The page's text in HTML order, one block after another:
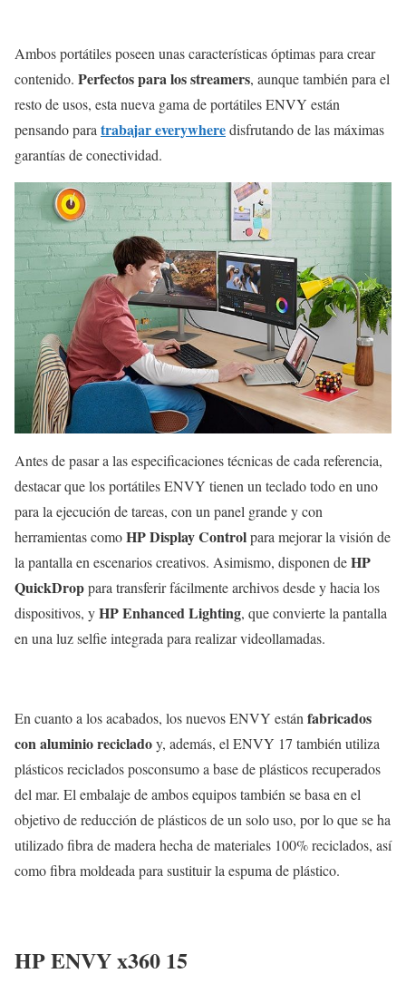
Ambos portátiles poseen unas características óptimas para crear
contenido. Perfectos para los streamers, aunque también para el
resto de usos, esta nueva gama de portátiles ENVY están
pensando para trabajar everywheredisfrutando de las máximas
garantías de conectividad.
Antes de pasar a las especificaciones técnicas de cada referencia,
destacar que los portátiles ENVY tienen un teclado todo en uno
para la ejecución de tareas, con un panel grande y con
herramientas comoHP Display Controlpara mejorar la visión de
la pantalla en escenarios creativos. Asimismo, disponen deHP
QuickDroppara transferir fácilmente archivos desde y hacia los
dispositivos, yHP Enhanced Lighting, que convierte la pantalla
en una luz selfie integrada para realizar videollamadas.
En cuanto a los acabados, los nuevos ENVY están fabricados
con aluminio recicladoy, además, el ENVY 17 también utiliza
plásticos reciclados posconsumo a base de plásticos recuperados
del mar. El embalaje de ambos equipos también se basa en el
objetivo de reducción de plásticos de un solo uso, por lo que se ha
utilizado fibra de madera hecha de materiales 100% reciclados, así
como fibra moldeada para sustituir la espuma de plástico.
HP ENVY x360 15